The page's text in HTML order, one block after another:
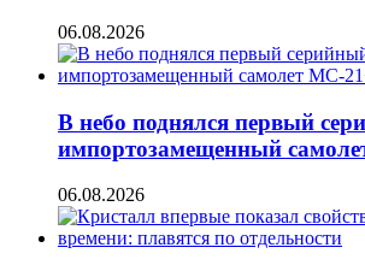
06.08.2026
В небо поднялся первый
импортозамещенный
06.08.2026